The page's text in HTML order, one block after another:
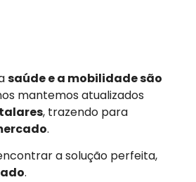
saúde e a mobilidade são
mantemos atualizados
, trazendo para
.
a solução perfeita,
.